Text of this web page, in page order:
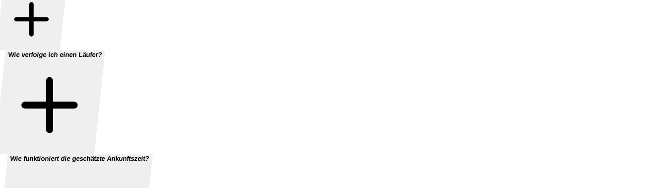
Wie verfolge ich einen Läufer?
Wie funktioniert die geschätzte Ankunftszeit?